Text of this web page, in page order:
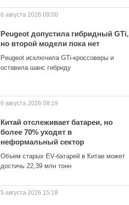
6 августа 2026 09:00
Peugeot допустила гибридный GTi,
но второй модели пока нет
Peugeot исключила GTi-кроссоверы и
оставила шанс гибриду
6 августа 2026 08:19
Китай отслеживает батареи, но
более 70% уходят в
неформальный сектор
Объем старых EV-батарей в Китае может
достичь 22,39 млн тонн
5 августа 2026 15:18